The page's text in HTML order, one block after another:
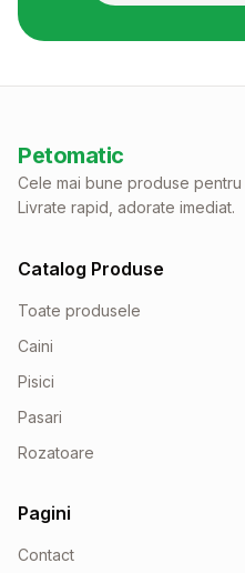
Petomatic
Cele mai bune produse
Livrate rapid, adorate imediat.
Catalog Produse
Toate produsele
Caini
Pisici
Pasari
Rozatoare
Pagini
Contact